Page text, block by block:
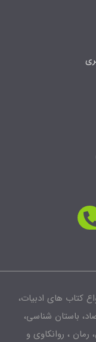
های ادبیات،
شناسی،
و